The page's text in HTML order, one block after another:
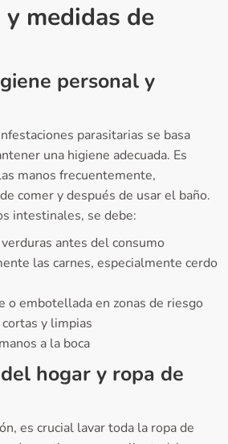
medidas de
personal y
parasitarias se basa
una higiene adecuada. Es
manos frecuentemente,
comer y después de usar el baño.
intestinales, se debe:
antes del consumo
las carnes, especialmente cerdo
o embotellada en zonas de riesgo
y limpias
a la boca
hogar y ropa de
es crucial lavar toda la ropa de